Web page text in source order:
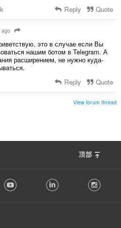
Reply Quote
ago
это в случае если Вы
нашим ботом в Telegram. А
расширением, не нужно куда-
Reply Quote
View forum thread
顶部
Youtube LinkedIn